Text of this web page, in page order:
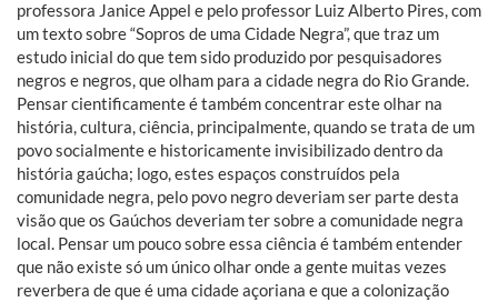
professora Janice Appel e pelo professor Luiz Alberto Pires, com
um texto sobre “Sopros de uma Cidade Negra”, que traz um
estudo inicial do que tem sido produzido por pesquisadores
negros e negros, que olham para a cidade negra do Rio Grande.
Pensar cientificamente é também concentrar este olhar na
história, cultura, ciência, principalmente, quando se trata de um
povo socialmente e historicamente invisibilizado dentro da
história gaúcha; logo, estes espaços construídos pela
comunidade negra, pelo povo negro deveriam ser parte desta
visão que os Gaúchos deveriam ter sobre a comunidade negra
local. Pensar um pouco sobre essa ciência é também entender
que não existe só um único olhar onde a gente muitas vezes
reverbera de que é uma cidade açoriana e que a colonização